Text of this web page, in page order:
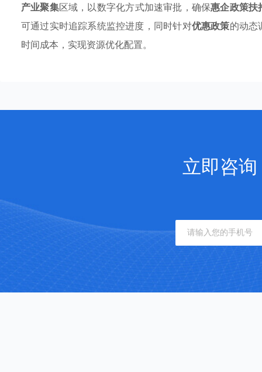
产业聚集区域，以数字化方式加速审批，确保惠企政策扶
可通过实时追踪系统监控进度，同时针对优惠政策的动态
时间成本，实现资源优化配置。
立即咨